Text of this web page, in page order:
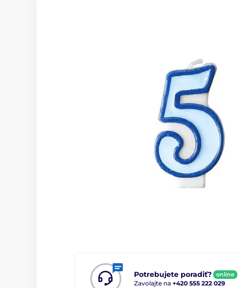
Potrebujete poradiť? online
Zavolajte na +420 555 222 029